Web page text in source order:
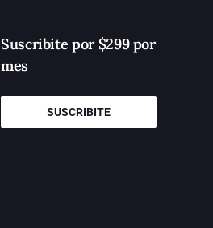
Suscribite por $299 por
mes
SUSCRIBITE